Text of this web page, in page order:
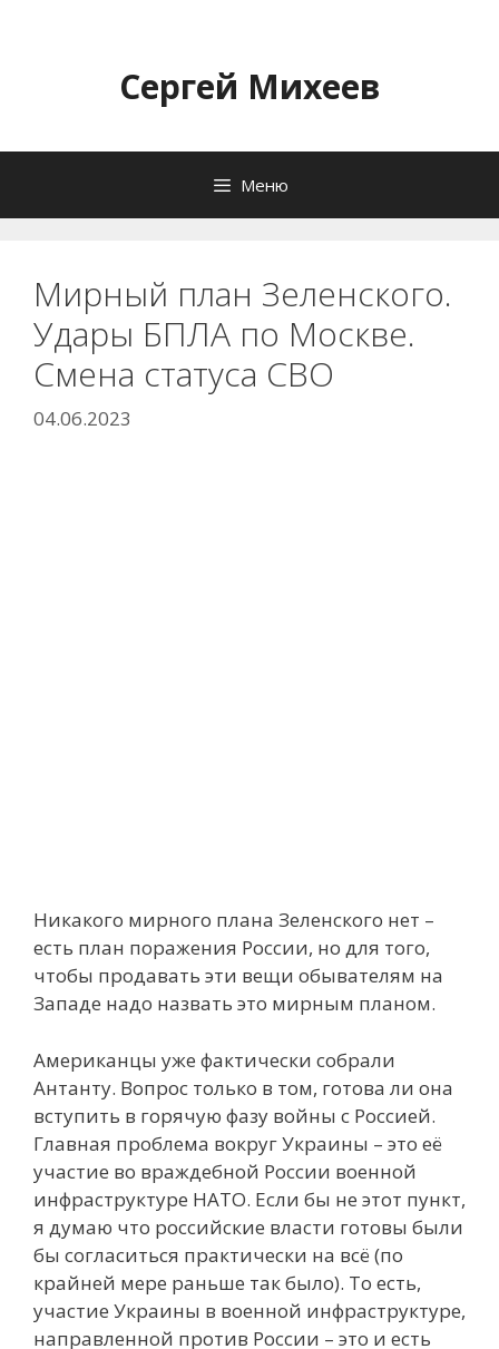
содержимомуСергей Михеев
Меню
Мирный план Зеленского.
Удары БПЛА по Москве.
Смена статуса СВО
04.06.2023
Никакого мирного плана Зеленского нет –
есть план поражения России, но для того,
чтобы продавать эти вещи обывателям на
Западе надо назвать это мирным планом.
Американцы уже фактически собрали
Антанту. Вопрос только в том, готова ли она
вступить в горячую фазу войны с Россией.
Главная проблема вокруг Украины – это её
участие во враждебной России военной
инфраструктуре НАТО. Если бы не этот пункт,
я думаю что российские власти готовы были
бы согласиться практически на всё (по
крайней мере раньше так было). То есть,
участие Украины в военной инфраструктуре,
направленной против России – это и есть